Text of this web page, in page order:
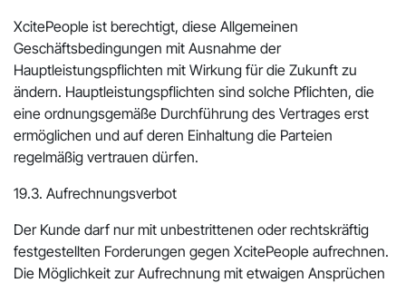
XcitePeople ist berechtigt, diese Allgemeinen
Geschäftsbedingungen mit Ausnahme der
Hauptleistungspflichten mit Wirkung für die Zukunft zu
ändern. Hauptleistungspflichten sind solche Pflichten, die
eine ordnungsgemäße Durchführung des Vertrages erst
ermöglichen und auf deren Einhaltung die Parteien
regelmäßig vertrauen dürfen.
19.3. Aufrechnungsverbot
Der Kunde darf nur mit unbestrittenen oder rechtskräftig
festgestellten Forderungen gegen XcitePeople aufrechnen.
Die Möglichkeit zur Aufrechnung mit etwaigen Ansprüchen